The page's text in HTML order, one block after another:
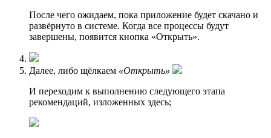
После чего ожидаем, пока приложение будет скачано и
развёрнуто в системе. Когда все процессы будут
завершены, появится кнопка «Открыть».
Далее, либо щёлкаем «Открыть»
И переходим к выполнению следующего этапа
рекомендаций, изложенных здесь;